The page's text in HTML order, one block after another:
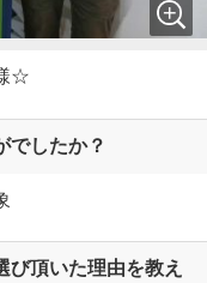
☆
でしたか？
び頂いた理由を教え